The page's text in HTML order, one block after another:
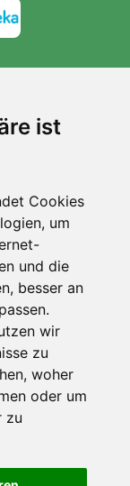
ist
Cookies
um
und die
besser an
wir
zu
woher
oder um
zu
80 EUR
von 90 Tagen
Mehr lesen